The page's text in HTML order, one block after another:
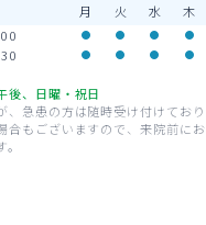
月 火 水 木
後、日曜・祝日
急患の方は随時受け付けており
もございますので、来院前に